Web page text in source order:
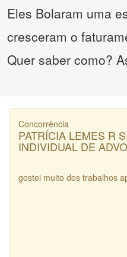
Eles Bolaram uma
cresceram o
Quer saber como?
Concorrência
PATRÍCIA LEMES R
INDIVIDUAL DE
gostei muito dos trabalhos